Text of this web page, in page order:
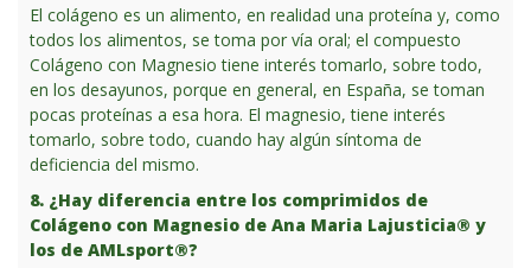
El colágeno es un alimento, en realidad una proteína y, como
todos los alimentos, se toma por vía oral; el compuesto
Colágeno con Magnesio tiene interés tomarlo, sobre todo,
en los desayunos, porque en general, en España, se toman
pocas proteínas a esa hora. El magnesio, tiene interés
tomarlo, sobre todo, cuando hay algún síntoma de
deficiencia del mismo.
8. ¿Hay diferencia entre los comprimidos de
Colágeno con Magnesio de Ana Maria Lajusticia® y
los de AMLsport®?